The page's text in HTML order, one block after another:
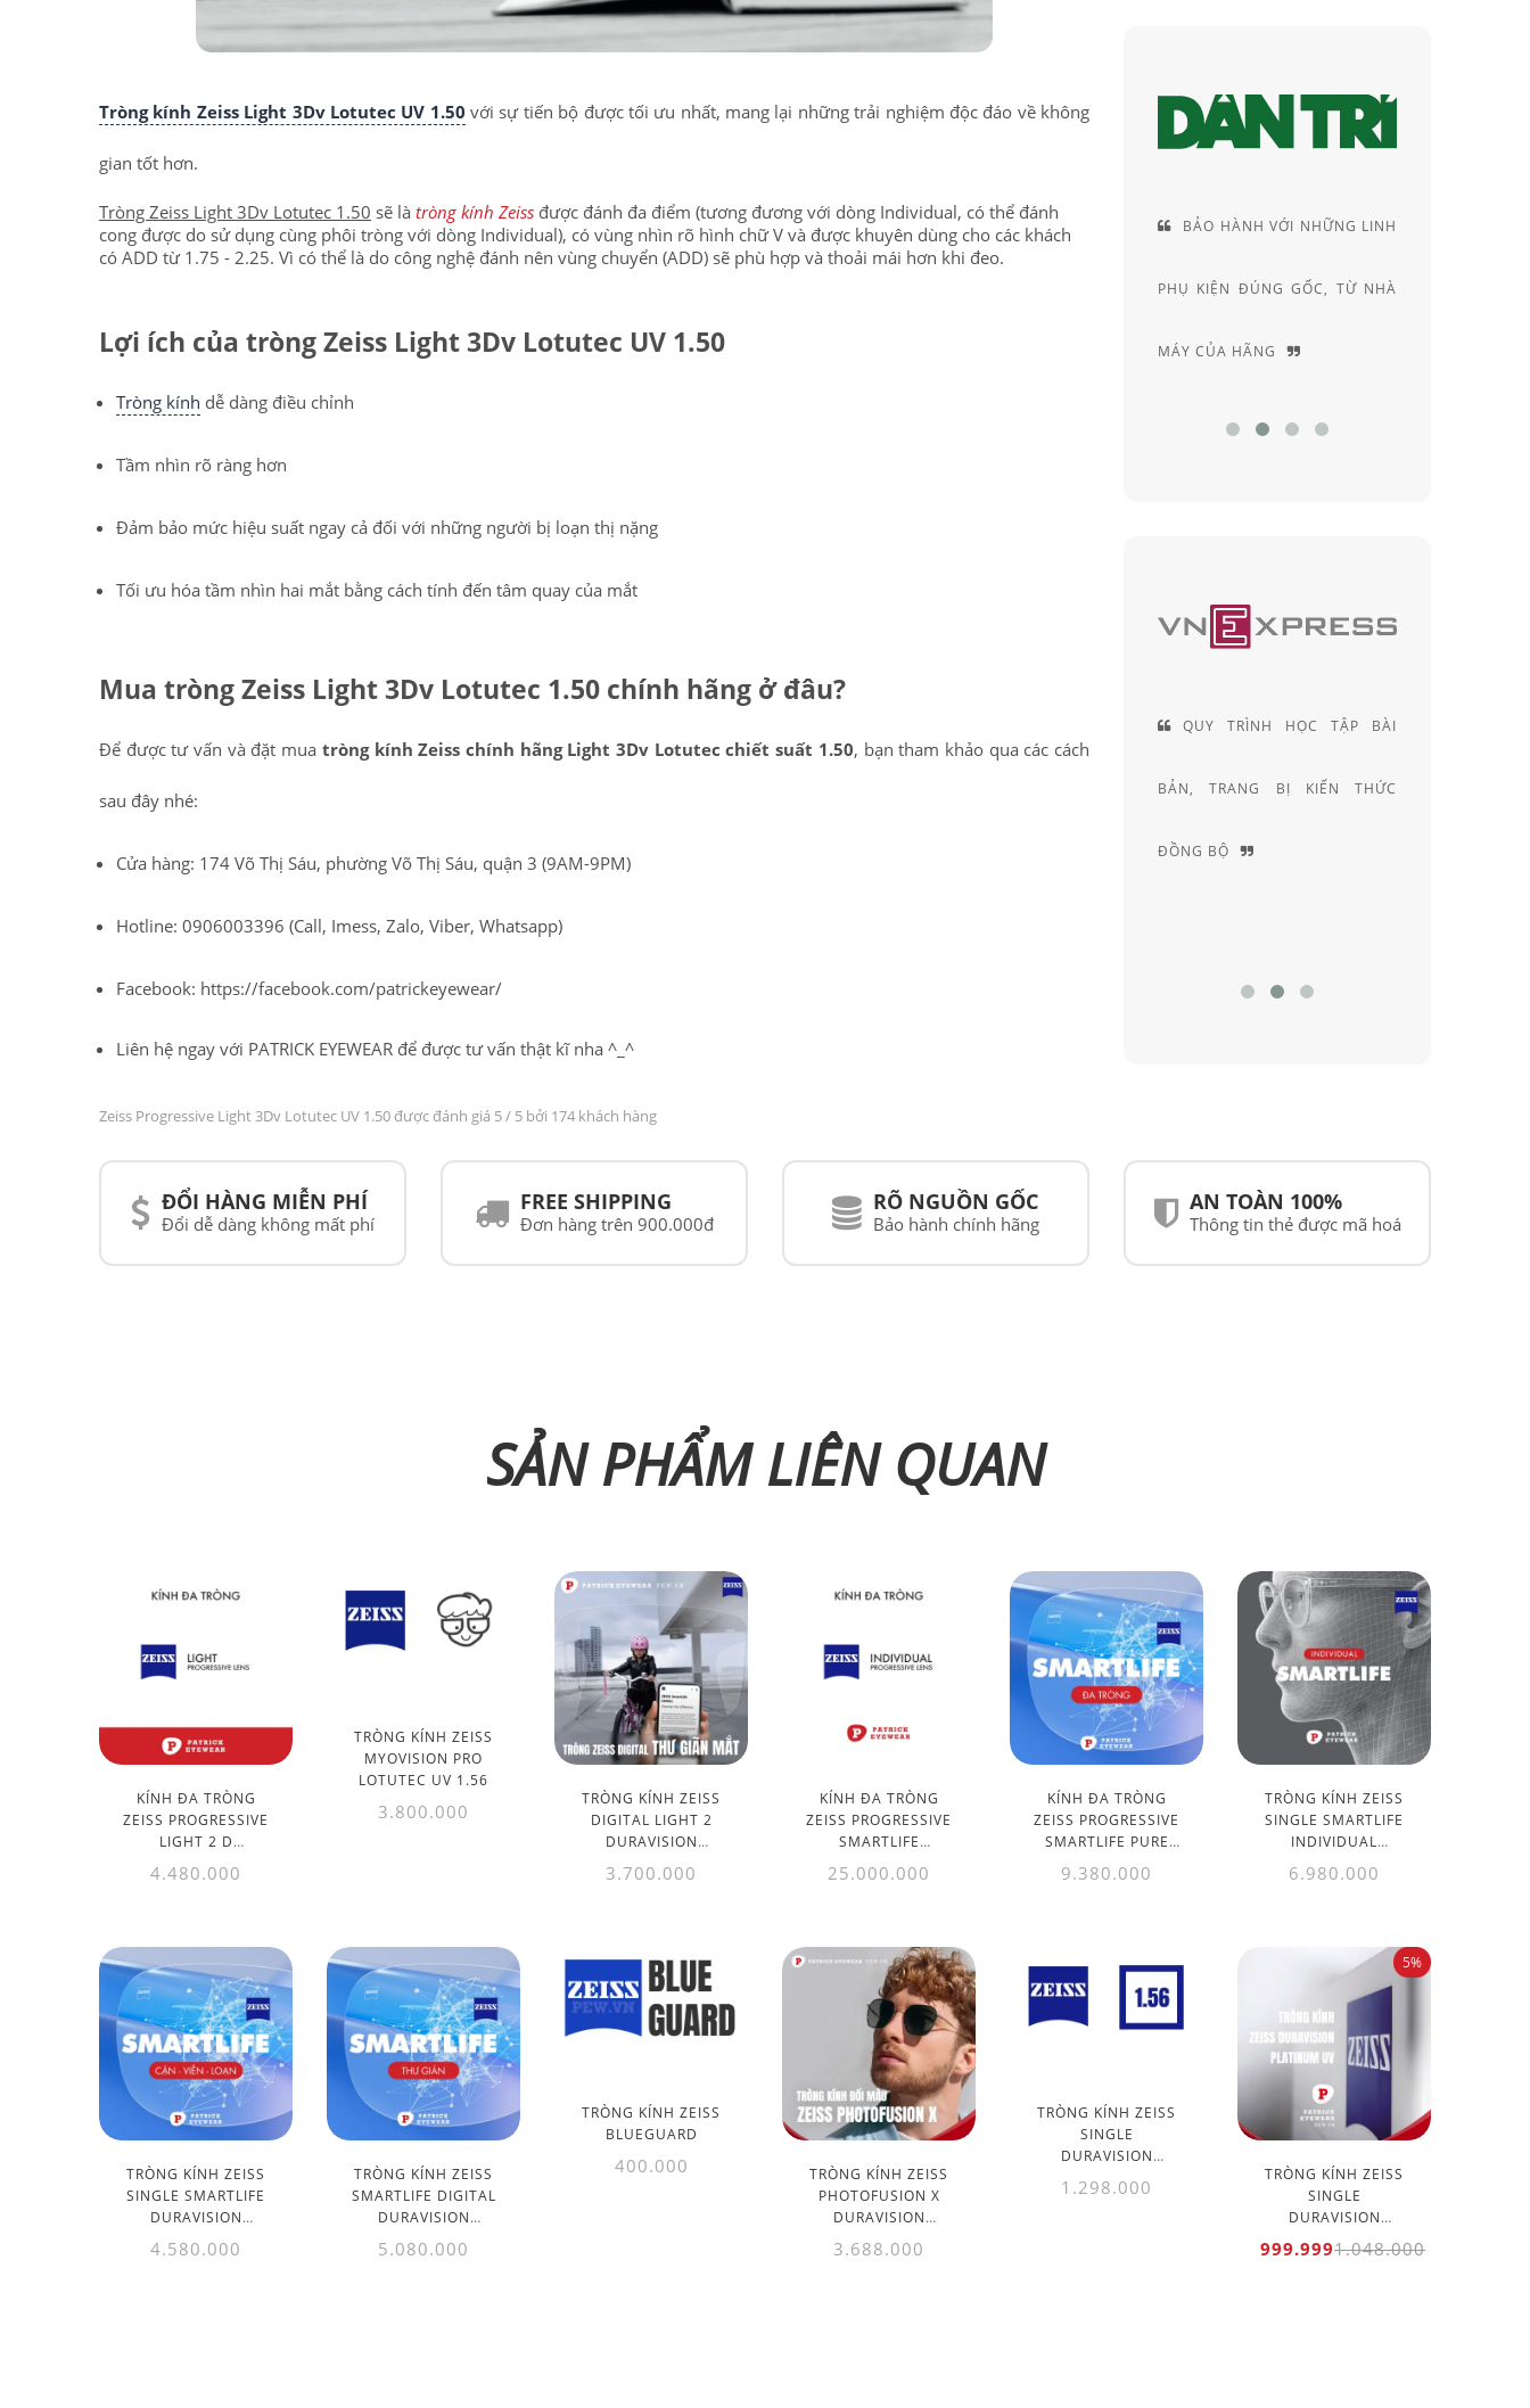
Tròng kính Zeiss Light 3Dv Lotutec UV 1.50 với sự tiến bộ được tối ưu nhất, mang lại những trải nghiệm độc đáo về không
gian tốt hơn.
Tròng Zeiss Light 3Dv Lotutec 1.50 sẽ là tròng kính Zeiss được đánh đa điểm (tương đương với dòng Individual, có thể đánh
cong được do sử dụng cùng phôi tròng với dòng Individual), có vùng nhìn rõ hình chữ V và được khuyên dùng cho các khách
có ADD từ 1.75 - 2.25. Vì có thể là do công nghệ đánh nên vùng chuyển (ADD) sẽ phù hợp và thoải mái hơn khi đeo.
Lợi ích của tròng Zeiss Light 3Dv Lotutec UV 1.50
Tròng kính dễ dàng điều chỉnh
Tầm nhìn rõ ràng hơn
Đảm bảo mức hiệu suất ngay cả đối với những người bị loạn thị nặng
Tối ưu hóa tầm nhìn hai mắt bằng cách tính đến tâm quay của mắt
Mua tròng Zeiss Light 3Dv Lotutec 1.50 chính hãng ở đâu?
Để được tư vấn và đặt mua tròng kính Zeiss chính hãng Light 3Dv Lotutec chiết suất 1.50, bạn tham khảo qua các cách
sau đây nhé:
Cửa hàng: 174 Võ Thị Sáu, phường Võ Thị Sáu, quận 3 (9AM-9PM)
Hotline: 0906003396 (Call, Imess, Zalo, Viber, Whatsapp)
Facebook: https://facebook.com/patrickeyewear/
Liên hệ ngay với PATRICK EYEWEAR để được tư vấn thật kĩ nha ^_^
Zeiss Progressive Light 3Dv Lotutec UV 1.50 được đánh giá 5/ 5 bởi 174 khách hàng
PATRICK EYEWEAR VÀ VỊ THẾ
BAN TẠI VIỆT NAM
BẢO HÀNH VỚI NHỮNG LINH CUNG CÁCH TƯ VẤN RẤT
RIÊNG, ĐẦY AM HIỂU VÀ
CHUYÊN SÂU
ĐỘI NGŨ KỸ THUẬT VIÊN
KHÚC XẠ HƠN 20 NĂM KINH
NGHIỆM
ĐỔI HÀNG MIỄN PHÍ
Đổi dễ dàng không mất phí
FREE SHIPPING
Đơn hàng trên 900.000đ
RÕ NGUỒN GỐC
Bảo hành chính hãng
AN TOÀN 100%
Thông tin thẻ được mã hoá
SẢN PHẨM LIÊN QUAN
KÍNH ĐA TRÒNG
ZEISS PROGRESSIVE
LIGHT 2 D
DURAVISION
PLATINUM UV 1.50
4.480.000
TRÒNG KÍNH ZEISS
MYOVISION PRO
LOTUTEC UV 1.56
3.800.000
TRÒNG KÍNH ZEISS
DIGITAL LIGHT 2
DURAVISION
PLATINUM 1.50
3.700.000
KÍNH ĐA TRÒNG
ZEISS PROGRESSIVE
SMARTLIFE
DURAVISION
PLATINUM UV
25.000.000
KÍNH ĐA TRÒNG
ZEISS PROGRESSIVE
SMARTLIFE PURE
DURAVISION
PLATINUM UV 1.50
9.380.000
TRÒNG KÍNH ZEISS
SINGLE SMARTLIFE
INDIVIDUAL
DURAVISION
PLATINUM UV 1.50
6.980.000
TRÒNG KÍNH ZEISS
SINGLE SMARTLIFE
DURAVISION
PLATINUM UV 1.50
4.580.000
TRÒNG KÍNH ZEISS
SMARTLIFE DIGITAL
DURAVISION
PLATINUM 1.50
5.080.000
TRÒNG KÍNH ZEISS
BLUEGUARD
400.000
TRÒNG KÍNH ZEISS
PHOTOFUSION X
DURAVISION
PLATINUM UV 1.56
3.688.000
TRÒNG KÍNH ZEISS
SINGLE
DURAVISION
BLUEPROTECT UV
1.56
1.298.000
TRÒNG KÍNH ZEISS
SINGLE
DURAVISION
PLATINUM UV 1.56
999.9991.048.000
5%